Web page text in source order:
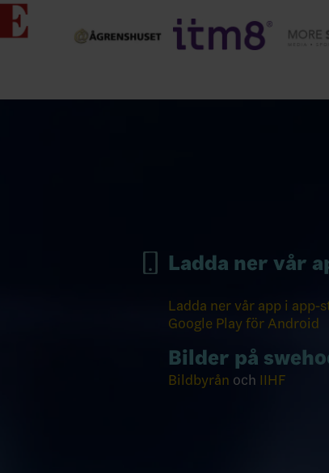
Ladda ner vår
Ladda ner vår app i app-
Google Play för Android
Bilder på
Bildbyrån och IIHF